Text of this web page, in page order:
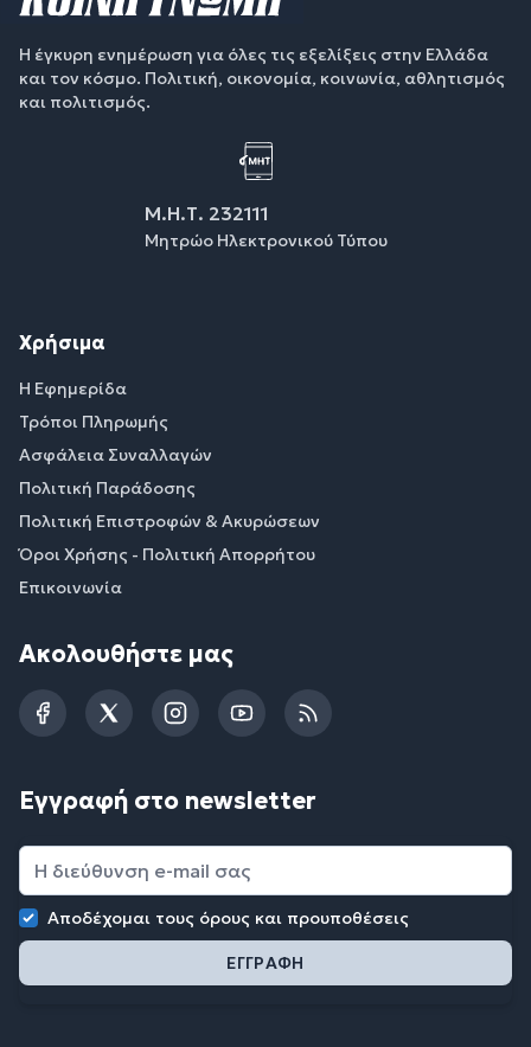
Η έγκυρη ενημέρωση για όλες τις εξελίξεις στην Ελλάδα
και τον κόσμο. Πολιτική, οικονομία, κοινωνία, αθλητισμός
και πολιτισμός.
Μ.Η.Τ. 232111
Μητρώο Ηλεκτρονικού Τύπου
Χρήσιμα
Η Εφημερίδα
Τρόποι Πληρωμής
Ασφάλεια Συναλλαγών
Πολιτική Παράδοσης
Πολιτική Επιστροφών & Ακυρώσεων
Όροι Χρήσης - Πολιτική Απορρήτου
Επικοινωνία
Ακολουθήστε μας
FacebookTwitterInstagramYouTubeRSS
Εγγραφή στο newsletter
Αποδέχομαι τους όρους και προυποθέσεις